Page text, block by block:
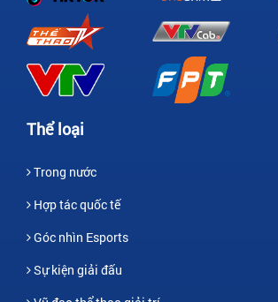
Thể loại
Trong nước
Hợp tác quốc tế
Góc nhìn Esports
Sự kiện giải đấu